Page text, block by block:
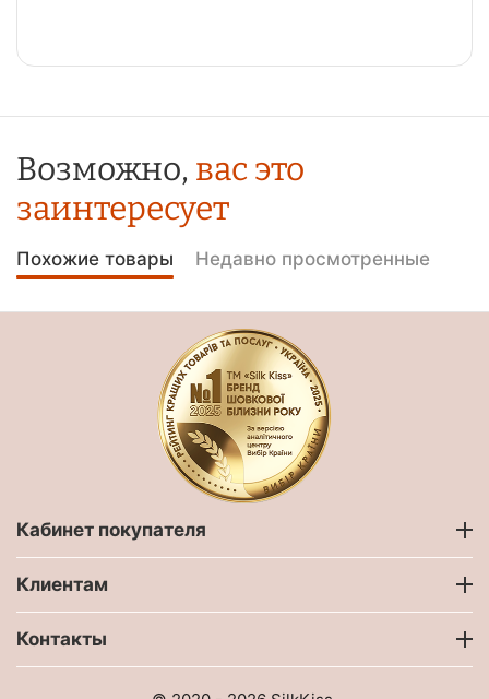
Возможно, вас это
заинтересует
Похожие товары Недавно просмотренные
Кабинет покупателя
Клиентам
Контакты